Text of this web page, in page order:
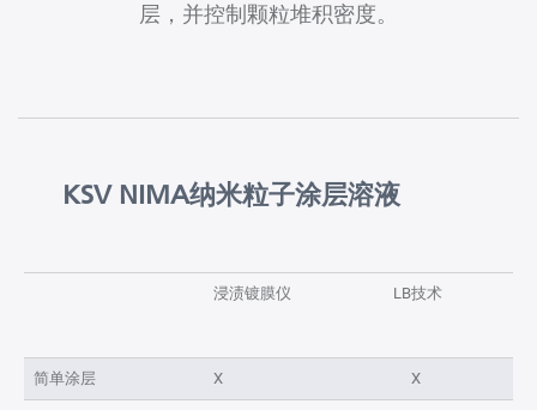
层，并控制颗粒堆积密度。
KSV NIMA纳米粒子涂层溶液
浸渍镀膜仪 LB技术
简单涂层 X X